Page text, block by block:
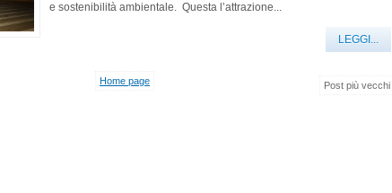
e sostenibilità ambientale. Questa l’attrazione...
LEGGI...
Post più vecchi
Home page